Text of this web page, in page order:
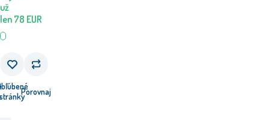
už
len 78 EUR
stránkyPorovnaj